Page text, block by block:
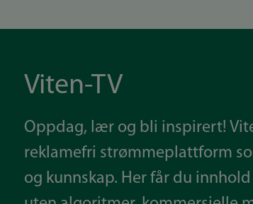
Viten-TV
Oppdag, lær og bli inspirert!
reklamefri strømmeplattform
og kunnskap. Her får du